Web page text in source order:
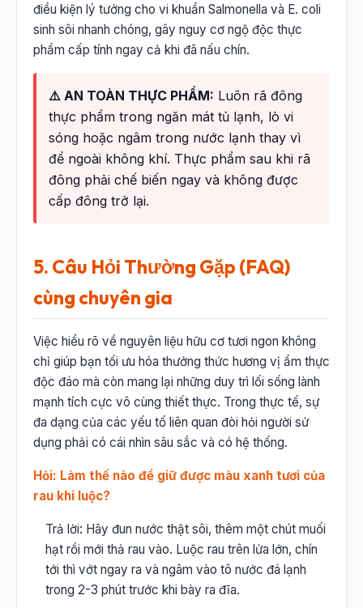
điều kiện lý tưởng cho vi khuẩn Salmonella và E. coli
sinh sôi nhanh chóng, gây nguy cơ ngộ độc thực
phẩm cấp tính ngay cả khi đã nấu chín.
⚠️ AN TOÀN THỰC PHẨM: Luôn rã đông
thực phẩm trong ngăn mát tủ lạnh, lò vi
sóng hoặc ngâm trong nước lạnh thay vì
để ngoài không khí. Thực phẩm sau khi rã
đông phải chế biến ngay và không được
cấp đông trở lại.
5. Câu Hỏi Thường Gặp (FAQ)
cùng chuyên gia
Việc hiểu rõ về nguyên liệu hữu cơ tươi ngon không
chỉ giúp bạn tối ưu hóa thưởng thức hương vị ẩm thực
độc đáo mà còn mang lại những duy trì lối sống lành
mạnh tích cực vô cùng thiết thực. Trong thực tế, sự
đa dạng của các yếu tố liên quan đòi hỏi người sử
dụng phải có cái nhìn sâu sắc và có hệ thống.
Hỏi: Làm thế nào để giữ được màu xanh tươi của
rau khi luộc?
Trả lời: Hãy đun nước thật sôi, thêm một chút muối
hạt rồi mới thả rau vào. Luộc rau trên lửa lớn, chín
tới thì vớt ngay ra và ngâm vào tô nước đá lạnh
trong 2-3 phút trước khi bày ra đĩa.